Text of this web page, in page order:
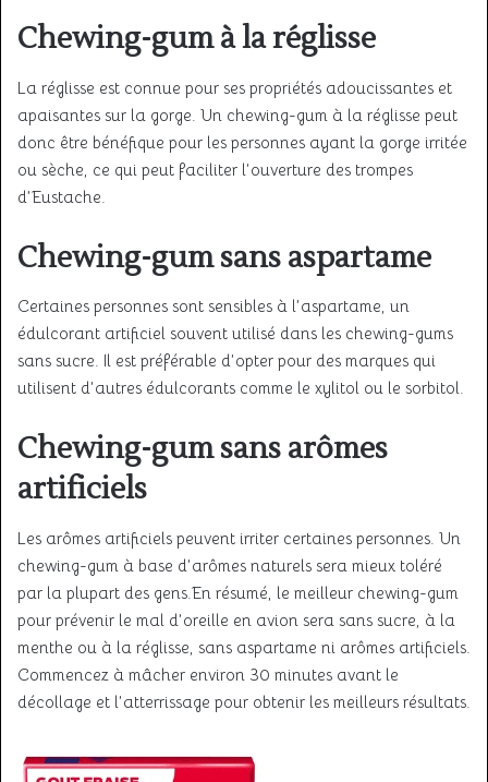
Chewing-gum à la réglisse
La réglisse est connue pour ses propriétés adoucissantes et
apaisantes sur la gorge. Un chewing-gum à la réglisse peut
donc être bénéfique pour les personnes ayant la gorge irritée
ou sèche, ce qui peut faciliter l’ouverture des trompes
d’Eustache.
Chewing-gum sans aspartame
Certaines personnes sont sensibles à l’aspartame, un
édulcorant artificiel souvent utilisé dans les chewing-gums
sans sucre. Il est préférable d’opter pour des marques qui
utilisent d’autres édulcorants comme le xylitol ou le sorbitol.
Chewing-gum sans arômes
artificiels
Les arômes artificiels peuvent irriter certaines personnes. Un
chewing-gum à base d’arômes naturels sera mieux toléré
par la plupart des gens.En résumé, le meilleur chewing-gum
pour prévenir le mal d’oreille en avion sera sans sucre, à la
menthe ou à la réglisse, sans aspartame ni arômes artificiels.
Commencez à mâcher environ 30 minutes avant le
décollage et l’atterrissage pour obtenir les meilleurs résultats.